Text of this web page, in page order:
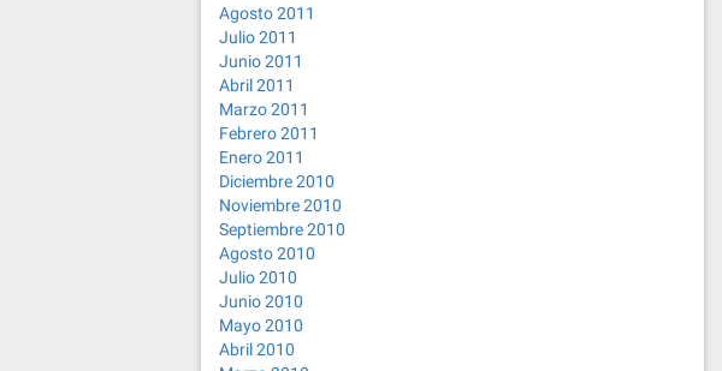
Agosto 2011
Julio 2011
Junio 2011
Abril 2011
Marzo 2011
Febrero 2011
Enero 2011
Diciembre 2010
Noviembre 2010
Septiembre 2010
Agosto 2010
Julio 2010
Junio 2010
Mayo 2010
Abril 2010